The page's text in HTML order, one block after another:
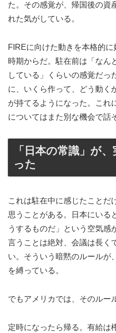
た。その感覚が、帰国後の資
れた気がしている。
FIREに向けた動きを本格的
時期からだ。駐在前は「なん
している」くらいの感覚だっ
に、いくら作って、どう動く
が持てるようになった。これ
についてはまた別な機会で話
「日本の常識」が
った
これは駐在中に感じたことだ
思うことがある。日本にいる
うするものだ」という空気感
言うことは絶対、会議は長く
い。そういう暗黙のルールが
を縛っている。
でもアメリカでは、そのルー
定時になったら帰る。有給は